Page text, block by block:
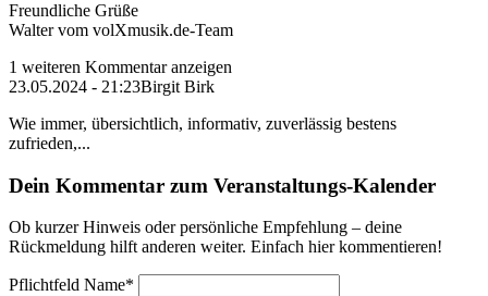
Freundliche Grüße
Walter vom volXmusik.de-Team
1 weiteren Kommentar anzeigen
23.05.2024 - 21:23Birgit Birk
Wie immer, übersichtlich, informativ, zuverlässig bestens
zufrieden,...
Dein Kommentar zum Veranstaltungs-Kalender
Ob kurzer Hinweis oder persönliche Empfehlung – deine
Rückmeldung hilft anderen weiter. Einfach hier kommentieren!
Pflichtfeld Name*